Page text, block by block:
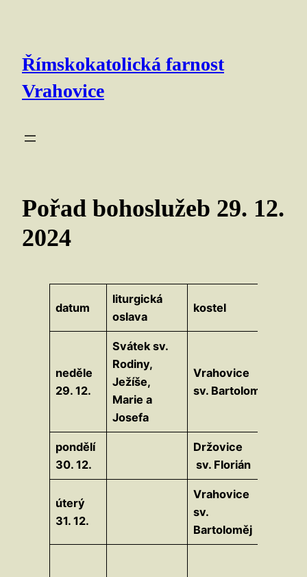
Římskokatolická farnost
Vrahovice
Pořad bohoslužeb 29. 12.
2024
datum
liturgická
oslava
kostel
neděle
29. 12.
Svátek sv.
Rodiny,
Ježíše,
Marie a
Josefa
Vrahovice
sv. Bartoloměj
pondělí
30. 12.
Držovice
sv. Florián
úterý
31. 12.
Vrahovice
sv.
Bartoloměj